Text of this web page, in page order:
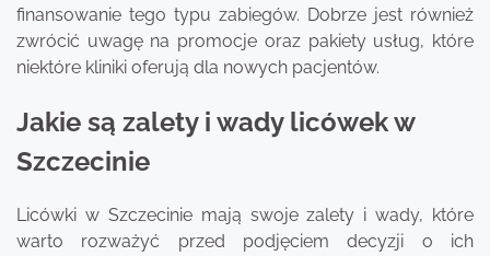
finansowanie tego typu zabiegów. Dobrze jest również
zwrócić uwagę na promocje oraz pakiety usług, które
niektóre kliniki oferują dla nowych pacjentów.
Jakie są zalety i wady licówek w
Szczecinie
Licówki w Szczecinie mają swoje zalety i wady, które
warto rozważyć przed podjęciem decyzji o ich